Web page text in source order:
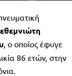
, ο οποίος έφυγε
86 ετών, στην